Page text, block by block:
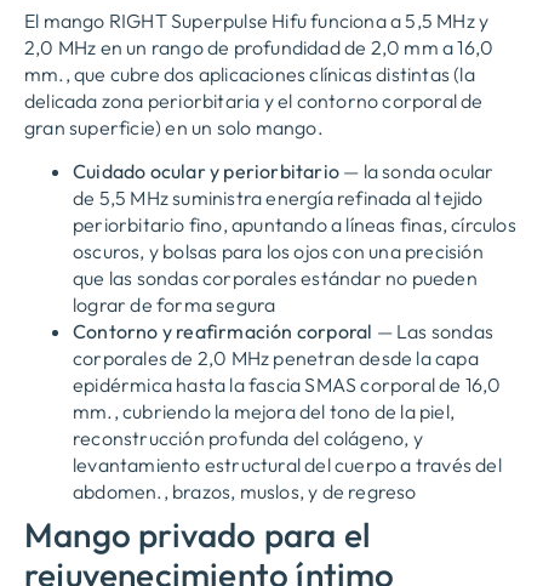
El mango RIGHT Superpulse Hifu funciona a 5,5 MHz y
2,0 MHz en un rango de profundidad de 2,0 mm a 16,0
mm., que cubre dos aplicaciones clínicas distintas (la
delicada zona periorbitaria y el contorno corporal de
gran superficie) en un solo mango.
Cuidado ocular y periorbitario — la sonda ocular
de 5,5 MHz suministra energía refinada al tejido
periorbitario fino, apuntando a líneas finas, círculos
oscuros, y bolsas para los ojos con una precisión
que las sondas corporales estándar no pueden
lograr de forma segura
Contorno y reafirmación corporal — Las sondas
corporales de 2,0 MHz penetran desde la capa
epidérmica hasta la fascia SMAS corporal de 16,0
mm., cubriendo la mejora del tono de la piel,
reconstrucción profunda del colágeno, y
levantamiento estructural del cuerpo a través del
abdomen., brazos, muslos, y de regreso
Mango privado para el
rejuvenecimiento íntimo